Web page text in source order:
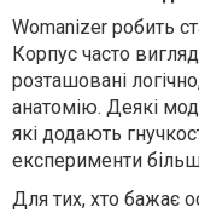
Womanizer робить
Корпус часто
розташовані
анатомію. Деякі
які додають
експерименти
Для тих, хто бажає